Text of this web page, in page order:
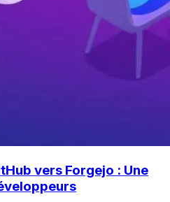
vers Forgejo : Une